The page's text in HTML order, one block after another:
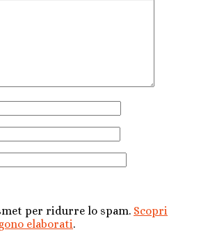
per ridurre lo spam. Scopri
elaborati.